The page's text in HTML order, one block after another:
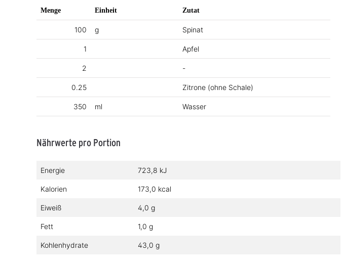
Menge Einheit Zutat
100 g Spinat
1 Apfel
2 -
0.25 Zitrone (ohne Schale)
350 ml Wasser
Nährwerte pro Portion
Energie 723,8 kJ
Kalorien 173,0 kcal
Eiweiß 4,0 g
Fett 1,0 g
Kohlenhydrate 43,0 g